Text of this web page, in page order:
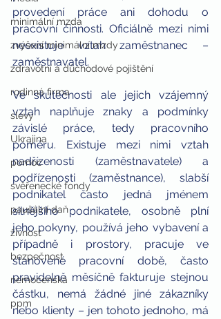
minimální mzda
zvýšení minimální mzdy
zdravotní a důchodové pojištění
rodinná firma
slevy
Ukrajina
pomoc
svěřenecké fondy
paušální daň
živnost
bezpečnost
nemocenská
ppm
provedení práce ani dohodu o
pracovní činnosti. Oficiálně mezi nimi
neexistuje vztah zaměstnanec –
zaměstnavatel.
Ve skutečnosti ale jejich vzájemný
vztah naplňuje znaky a podmínky
závislé práce, tedy pracovního
poměru. Existuje mezi nimi vztah
nadřízenosti (zaměstnavatele) a
podřízenosti (zaměstnance), slabší
podnikatel často jedná jménem
silnějšího podnikatele, osobně plní
jeho pokyny, používá jeho vybavení a
případně i prostory, pracuje ve
stanovené pracovní době, často
pravidelně měsíčně fakturuje stejnou
částku, nemá žádné jiné zákazníky
nebo klienty – jen tohoto jednoho, má